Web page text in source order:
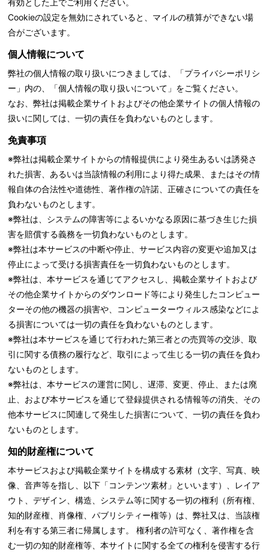
Cookieの設定を無効にされていると、マイルの積算ができない場
合がございます。
個人情報について
弊社の個人情報の取り扱いにつきましては、「プライバシーポリシ
ー」内の、「個人情報の取り扱いについて」をご覧ください。
なお、弊社は掲載企業サイトおよびその他企業サイトの個人情報の
扱いに関しては、一切の責任を負わないものとします。
免責事項
※弊社は掲載企業サイトからの情報提供により発生あるいは誘発さ
れた損害、あるいは当該情報の利用により得た成果、またはその情
報自体の合法性や道徳性、著作権の許諾、正確さについての責任を
負わないものとします。
※弊社は、システムの障害等によるいかなる原因に基づき生じた損
害を賠償する義務を一切負わないものとします。
※弊社は本サービスの中断や停止、サービス内容の変更や追加又は
停止によって受ける損害責任を一切負わないものとします。
※弊社は、本サービスを通じてアクセスし、掲載企業サイトおよび
その他企業サイトからのダウンロード等により発生したコンピュー
ターその他の機器の損害や、コンピューターウィルス感染などによ
る損害については一切の責任を負わないものとします。
※弊社は本サービスを通じて行われた第三者との売買等の交渉、取
引に関する債務の履行など、取引によって生じる一切の責任を負わ
ないものとします。
※弊社は、本サービスの運営に関し、遅滞、変更、停止、または廃
止、および本サービスを通じて登録提供される情報等の消失、その
他本サービスに関連して発生した損害について、一切の責任を負わ
ないものとします。
知的財産権について
本サービスおよび掲載企業サイトを構成する素材（文字、写真、映
像、音声等を指し、以下「コンテンツ素材」といいます）、レイア
ウト、デザイン、構造、システム等に関する一切の権利（所有権、
知的財産権、肖像権、パブリシティー権等）は、弊社又は、当該権
利を有する第三者に帰属します。 権利者の許可なく、著作権を含
む一切の知的財産権等、本サイトに関する全ての権利を侵害する行